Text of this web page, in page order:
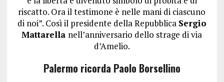
riscatto. Ora il testimone è nelle mani di ciascuno
di noi”. Così il presidente della Repubblica Sergio
Mattarella nell’anniversario dello strage di via
d’Amelio.
Palermo ricorda Paolo Borsellino